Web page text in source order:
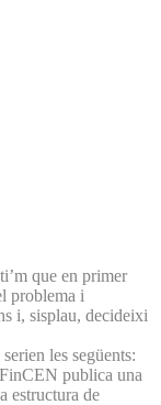
que en primer
problema i
i, sisplau, decideixi
les següents:
publica una
estructura de